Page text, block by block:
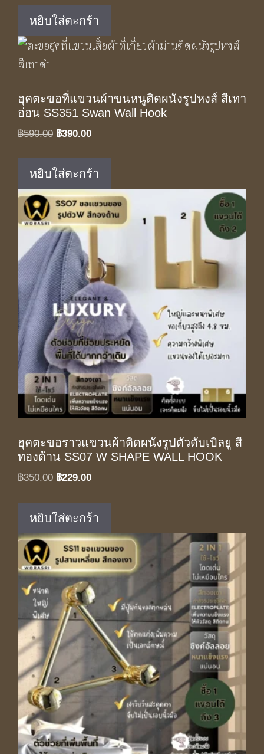
was:
฿500.00.฿329.00.
หยิบใส่ตะกร้า
ฮุคตะขอที่แขวนผ้าขนหนูติดผนังรูปหงส์ สีเทา
อ่อน SS351 Swan Wall Hook
฿590.00 Original
was:
฿590.00.
฿390.00Current
฿390.00.
หยิบใส่ตะกร้า
ฮุคตะขอราวแขวนผ้าติดผนังรูปตัวดับเบิลยู สี
ทองด้าน SS07 W SHAPE WALL HOOK
฿350.00 Original
was:
฿350.00.
฿229.00Current
฿229.00.
หยิบใส่ตะกร้า